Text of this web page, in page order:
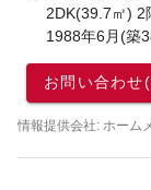
2DK(39.7㎡) 2
1988年6月(築
お問い合わせ
情報提供会社: ホーム